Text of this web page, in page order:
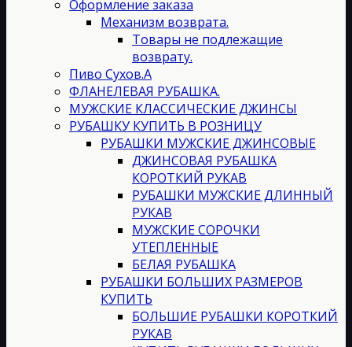
Оформление заказа
Механизм возврата.
Товары не подлежащие
возврату.
Пиво Сухов.А
ФЛАНЕЛЕВАЯ РУБАШКА.
МУЖСКИЕ КЛАССИЧЕСКИЕ ДЖИНСЫ
РУБАШКУ КУПИТЬ В РОЗНИЦУ
РУБАШКИ МУЖСКИЕ ДЖИНСОВЫЕ
ДЖИНСОВАЯ РУБАШКА
КОРОТКИЙ РУКАВ
РУБАШКИ МУЖСКИЕ ДЛИННЫЙ
РУКАВ
МУЖСКИЕ СОРОЧКИ
УТЕПЛЕННЫЕ
БЕЛАЯ РУБАШКА
РУБАШКИ БОЛЬШИХ РАЗМЕРОВ
КУПИТЬ
БОЛЬШИЕ РУБАШКИ КОРОТКИЙ
РУКАВ